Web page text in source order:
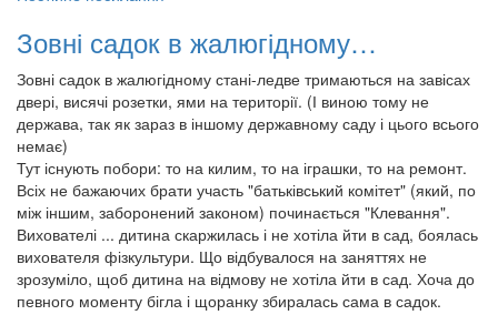
Зовні садок в жалюгідному…
Зовні садок в жалюгідному стані-ледве тримаються на завісах
двері, висячі розетки, ями на території. (І виною тому не
держава, так як зараз в іншому державному саду і цього всього
немає)
Тут існують побори: то на килим, то на іграшки, то на ремонт.
Всіх не бажаючих брати участь "батьківський комітет" (який, по
між іншим, заборонений законом) починається "Клевання".
Вихователі ... дитина скаржилась і не хотіла йти в сад, боялась
вихователя фізкультури. Що відбувалося на заняттях не
зрозуміло, щоб дитина на відмову не хотіла йти в сад. Хоча до
певного моменту бігла і щоранку збиралась сама в садок.